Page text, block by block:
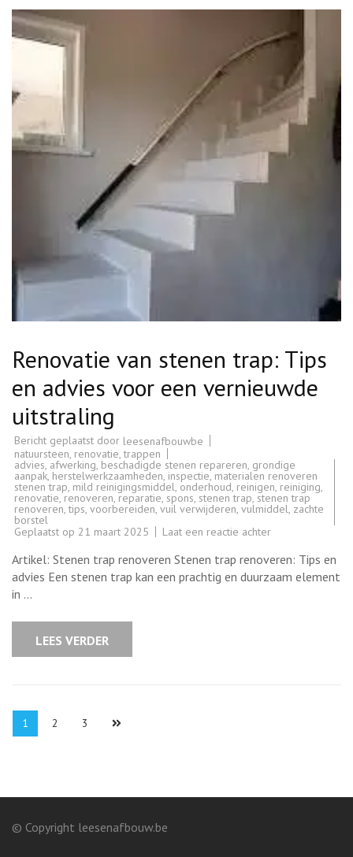
Renovatie van stenen trap: Tips
en advies voor een vernieuwde
uitstraling
Bericht geplaatst door leesenafbouwbe
natuursteen, renovatie,trappen
advies, afwerking, beschadigde stenen repareren, grondige
aanpak, herstelwerkzaamheden, inspectie, materialen renoveren
stenen trap, mild reinigingsmiddel, onderhoud, reinigen, reiniging,
renovatie,renoveren,reparatie, spons, stenen trap, stenen trap
renoveren,tips, voorbereiden, vuil verwijderen, vulmiddel, zachte
borstel
Geplaatst op 21 maart 2025 Laat een reactie achterop
stenen
trap:
Artikel: Stenen trap renoveren Stenen trap renoveren: Tips en
advies Een stenen trap kan een prachtig en duurzaam element
in …
LEES VERDER
Berichten
paginering
Pagina
1 Pagina
2 Pagina
3
© Copyright leesenafbouw.be